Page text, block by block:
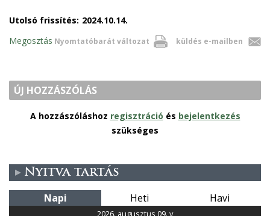
Utolsó frissítés: 2024.10.14.
Nyomtatóbarát változat küldés e-mailben
Megosztás
ÚJ HOZZÁSZÓLÁS
A hozzászóláshoz regisztráció és bejelentkezés
szükséges
Nyitva tartás
Napi Heti Havi
2026. augusztus 09. v